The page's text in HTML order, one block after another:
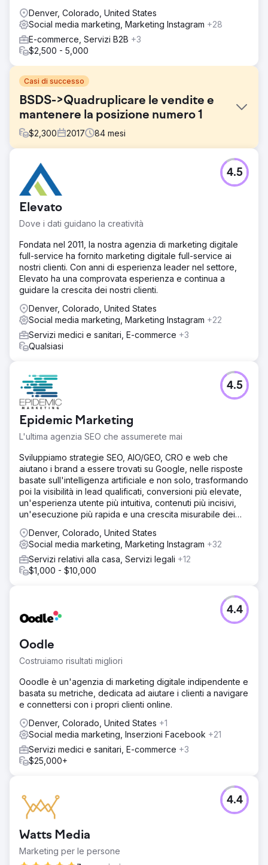
Denver, Colorado, United States
Social media marketing, Marketing Instagram +28
E-commerce, Servizi B2B +3
$2,500 - 5,000
Casi di successo
BSDS->Quadruplicare le vendite e
mantenere la posizione numero 1
$2,300 2017 84 mesi
Sfida
La Body Sense Day Spa di Hyannis Ma voleva un'agenzia
a servizio completo perché non era posizionata su
Google e aveva pochissimo traffico. Stava anche lottando
per soddisfare gli indicatori di budget mensile di base.
Soluzione
Abbiamo ricostruito il loro sito web, li abbiamo aggiunti al
nostro sistema POS, abbiamo migliorato il loro SEO/SEM e
abbiamo offerto loro un servizio completo di marketing
digitale con ampio coinvolgimento e supporto sui social
media. Sono nostri clienti da oltre sette anni.
Risultato
Si posizionano al di sopra di ogni altra attività nel loro
gruppo locale e prosperano. Abbiamo quadruplicato i
loro flussi di cassa. Sono ancora con noi sette anni dopo.
Elevato
Dove i dati guidano la creatività
4.5
Fondata nel 2011, la nostra agenzia di marketing digitale
full-service ha fornito marketing digitale full-service ai
nostri clienti. Con anni di esperienza leader nel settore,
Elevato ha una comprovata esperienza e continua a
guidare la crescita dei nostri clienti.
Denver, Colorado, United States
Social media marketing, Marketing Instagram +22
Servizi medici e sanitari, E-commerce +3
Qualsiasi
Epidemic Marketing
L'ultima agenzia SEO che assumerete mai
4.5
Sviluppiamo strategie SEO, AIO/GEO, CRO e web che
aiutano i brand a essere trovati su Google, nelle risposte
basate sull'intelligenza artificiale e non solo, trasformando
poi la visibilità in lead qualificati, conversioni più elevate,
un'esperienza utente più intuitiva, contenuti più incisivi,
un'esecuzione più rapida e una crescita misurabile dei
Denver, Colorado, United States
Social media marketing, Marketing Instagram +32
Servizi relativi alla casa, Servizi legali +12
$1,000 - $10,000
Oodle
Costruiamo risultati migliori
4.4
Ooodle è un'agenzia di marketing digitale indipendente e
basata su metriche, dedicata ad aiutare i clienti a navigare
e connettersi con i propri clienti online.
Denver, Colorado, United States +1
Social media marketing, Inserzioni Facebook +21
Servizi medici e sanitari, E-commerce +3
$25,000+
Watts Media
Marketing per le persone
4.4